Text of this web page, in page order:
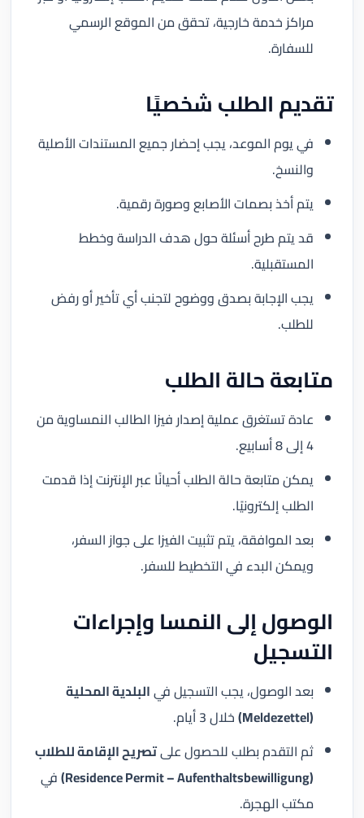
مراكز خدمة خارجية، تحقق من الموقع الرسمي
للسفارة.
تقديم الطلب شخصيًا
في يوم الموعد، يجب إحضار جميع المستندات الأصلية
والنسخ.
يتم أخذ بصمات الأصابع وصورة رقمية.
قد يتم طرح أسئلة حول هدف الدراسة وخطط
المستقبلية.
يجب الإجابة بصدق ووضوح لتجنب أي تأخير أو رفض
للطلب.
متابعة حالة الطلب
عادة تستغرق عملية إصدار فيزا الطالب النمساوية من
4 إلى 8 أسابيع.
يمكن متابعة حالة الطلب أحيانًا عبر الإنترنت إذا قدمت
الطلب إلكترونيًا.
بعد الموافقة، يتم تثبيت الفيزا على جواز السفر،
ويمكن البدء في التخطيط للسفر.
الوصول إلى النمسا وإجراءات
التسجيل
بعد الوصول، يجب التسجيل فيالبلدية المحلية
(Meldezettel)
خلال 3 أيام.
ثم التقدم بطلب للحصول علىتصريح الإقامة للطلاب
(Residence Permit – Aufenthaltsbewilligung)
في
مكتب الهجرة.